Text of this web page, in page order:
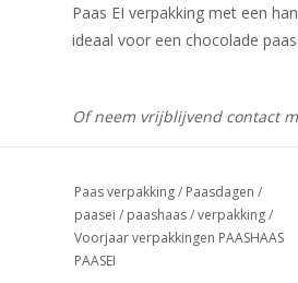
Paas EI verpakking met een
ideaal voor een chocolade
Of neem vrijblijvend contact
Paas verpakking/ Paasdagen /
paasei / paashaas/verpakking/
Voorjaar verpakkingen PAASHAAS
PAASEI